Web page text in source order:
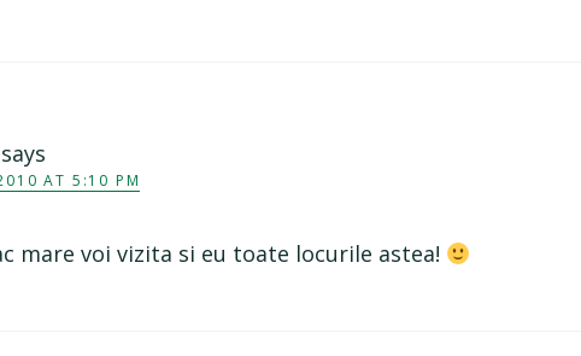
says
AT 5:10 PM
mare voi vizita si eu toate locurile astea!